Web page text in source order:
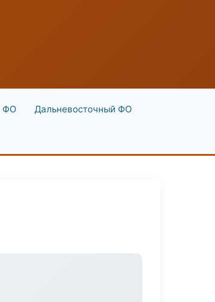
ФО Дальневосточный ФО